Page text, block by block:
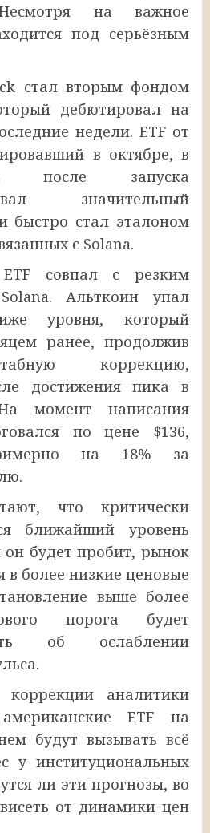
на важное
под серьёзным
стал вторым фондом
дебютировал на
недели. ETF от
в октябре, в
после запуска
значительный
быстро стал эталоном
с Solana.
совпал с резким
Альткоин упал
уровня, который
ранее, продолжив
коррекцию,
достижения пика в
момент написания
по цене $136,
на 18% за
что критически
ближайший уровень
будет пробит, рынок
в более низкие ценовые
выше более
порога будет
об ослаблении
аналитики
ETF на
будут вызывать всё
у институциональных
ли эти прогнозы, во
от динамики цен